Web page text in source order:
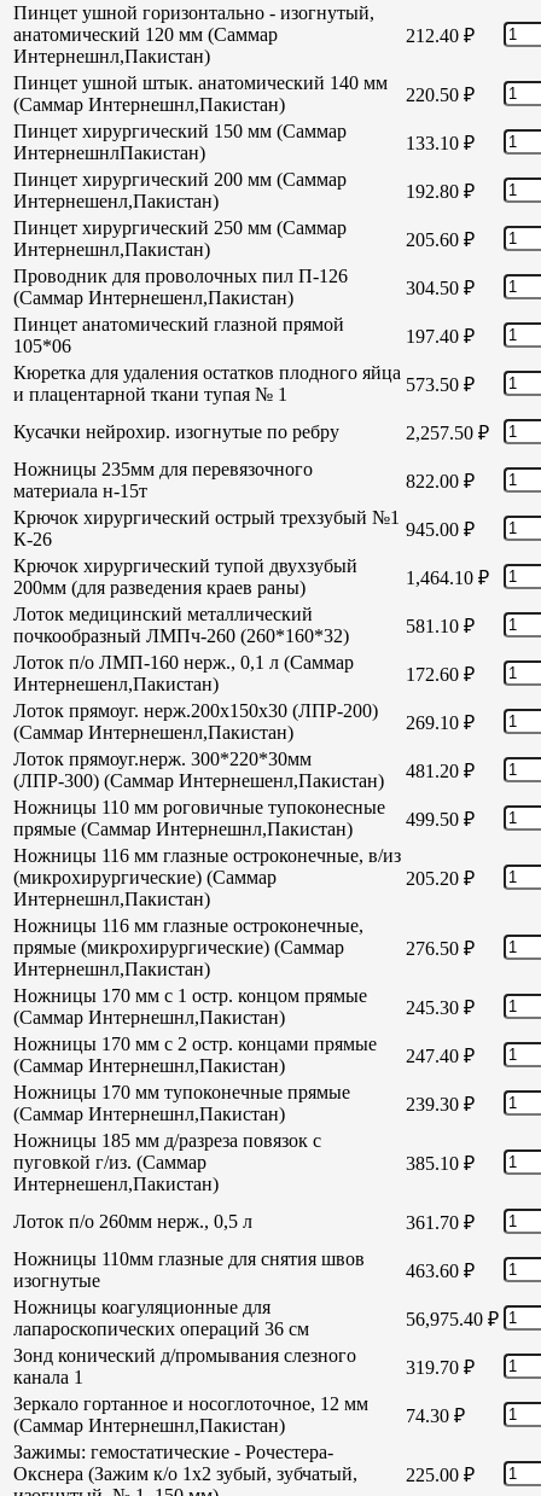
Пинцет ушной горизонтально - изогнутый,
анатомический 120 мм (Саммар
Интернешнл,Пакистан)
212.40 ₽
Пинцет ушной штык. анатомический 140 мм
(Саммар Интернешнл,Пакистан)
220.50 ₽
Пинцет хирургический 150 мм (Саммар
ИнтернешнлПакистан)
133.10 ₽
Пинцет хирургический 200 мм (Саммар
Интернешенл,Пакистан)
192.80 ₽
Пинцет хирургический 250 мм (Саммар
Интернешнл,Пакистан)
205.60 ₽
Проводник для проволочных пил П-126
(Саммар Интернешенл,Пакистан)
304.50 ₽
Пинцет анатомический глазной прямой
105*06
197.40 ₽
Кюретка для удаления остатков плодного яйца
и плацентарной ткани тупая № 1
573.50 ₽
Кусачки нейрохир. изогнутые по ребру 2,257.50 ₽
Ножницы 235мм для перевязочного
материала н-15т
822.00 ₽
Крючок хирургический острый трехзубый №1
К-26
945.00 ₽
Крючок хирургический тупой двухзубый
200мм (для разведения краев раны)
1,464.10 ₽
Лоток медицинский металлический
почкообразный ЛМПч-260 (260*160*32)
581.10 ₽
Лоток п/о ЛМП-160 нерж., 0,1 л (Саммар
Интернешенл,Пакистан)
172.60 ₽
Лоток прямоуг. нерж.200х150х30 (ЛПР-200)
(Саммар Интернешенл,Пакистан)
269.10 ₽
Лоток прямоуг.нерж. 300*220*30мм
(ЛПР-300) (Саммар Интернешенл,Пакистан)
481.20 ₽
Ножницы 110 мм роговичные тупоконесные
прямые (Саммар Интернешнл,Пакистан)
499.50 ₽
Ножницы 116 мм глазные остроконечные, в/из
(микрохирургические) (Саммар
Интернешнл,Пакистан)
205.20 ₽
Ножницы 116 мм глазные остроконечные,
прямые (микрохирургические) (Саммар
Интернешнл,Пакистан)
276.50 ₽
Ножницы 170 мм с 1 остр. концом прямые
(Саммар Интернешнл,Пакистан)
245.30 ₽
Ножницы 170 мм с 2 остр. концами прямые
(Саммар Интернешнл,Пакистан)
247.40 ₽
Ножницы 170 мм тупоконечные прямые
(Саммар Интернешнл,Пакистан)
239.30 ₽
Ножницы 185 мм д/разреза повязок с
пуговкой г/из. (Саммар
Интернешенл,Пакистан)
385.10 ₽
Лоток п/о 260мм нерж., 0,5 л 361.70 ₽
Ножницы 110мм глазные для снятия швов
изогнутые
463.60 ₽
Ножницы коагуляционные для
лапароскопических операций 36 см
56,975.40 ₽
Зонд конический д/промывания слезного
канала 1
319.70 ₽
Зеркало гортанное и носоглоточное, 12 мм
(Саммар Интернешнл,Пакистан)
74.30 ₽
Зажимы: гемостатические - Рочестера-
Окснера (Зажим к/о 1х2 зубый, зубчатый,
225.00 ₽